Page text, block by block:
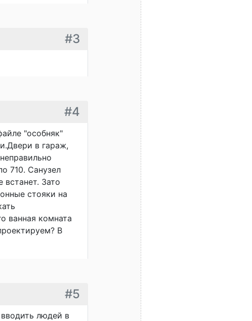
#3
#4
"особняк"
в гараж,
710. Санузел
Зато
стояки на
ванная комната
В
#5
людей в